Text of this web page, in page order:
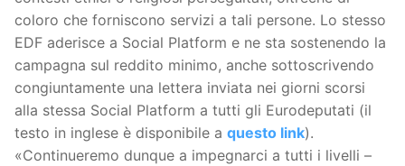
coloro che forniscono servizi a tali persone. Lo stesso
EDF aderisce a Social Platform e ne sta sostenendo la
campagna sul reddito minimo, anche sottoscrivendo
congiuntamente una lettera inviata nei giorni scorsi
alla stessa Social Platform a tutti gli Eurodeputati (il
testo in inglese è disponibile a questo link).
«Continueremo dunque a impegnarci a tutti i livelli –